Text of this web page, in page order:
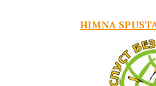
HIMNA